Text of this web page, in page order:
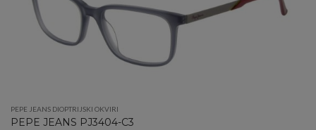
PEPE JEANS DIOPTRIJSKI OKVIRI
PEPE JEANS PJ3404-C3